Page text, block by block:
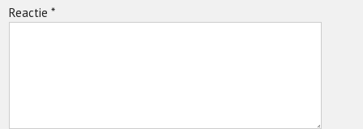
Reactie*